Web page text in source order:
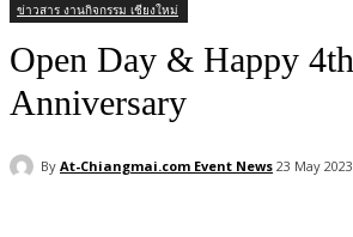
ข่าวสาร งานกิจกรรม เชียงใหม่
Open Day & Happy 4th
Anniversary
By At-Chiangmai.com Event News 23 May 2023